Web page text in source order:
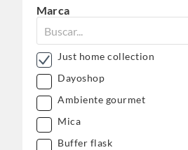
Marca
Just home collection
Dayoshop
Ambiente gourmet
Mica
Buffer flask